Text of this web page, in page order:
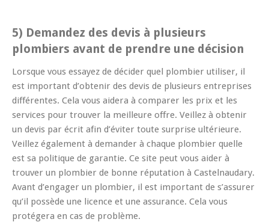
5) Demandez des devis à plusieurs
plombiers avant de prendre une décision
Lorsque vous essayez de décider quel plombier utiliser, il
est important d’obtenir des devis de plusieurs entreprises
différentes. Cela vous aidera à comparer les prix et les
services pour trouver la meilleure offre. Veillez à obtenir
un devis par écrit afin d’éviter toute surprise ultérieure.
Veillez également à demander à chaque plombier quelle
est sa politique de garantie. Ce site peut vous aider à
trouver un plombier de bonne réputation à Castelnaudary.
Avant d’engager un plombier, il est important de s’assurer
qu’il possède une licence et une assurance. Cela vous
protégera en cas de problème.